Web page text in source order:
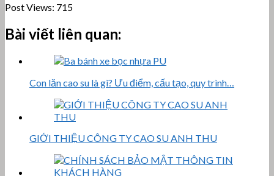
Post Views: 715
Bài viết liên quan:
Con lăn cao su là gì? Ưu điểm, cấu tạo, quy trình…
GIỚI THIỆU CÔNG TY CAO SU ANH THU